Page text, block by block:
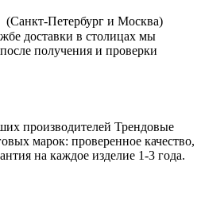
Петербург и Москва)
доставки в столицах мы
получения и проверки
производителей Трендовые
марок: проверенное качество,
на каждое изделие 1-3 года.